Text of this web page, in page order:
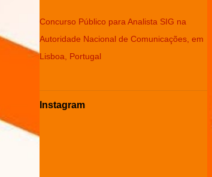
Concurso Público para Analista SIG na
Autoridade Nacional de Comunicações, em
Lisboa, Portugal
Instagram